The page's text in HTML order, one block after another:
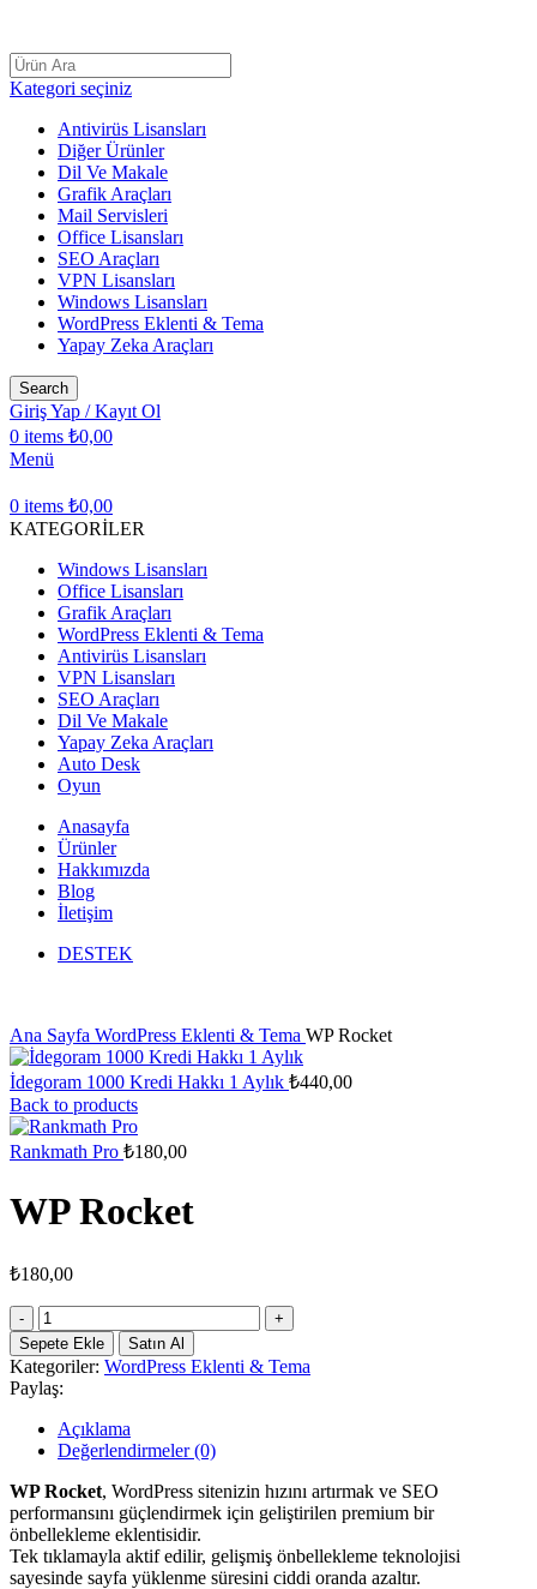
Kategori seçiniz
Antivirüs Lisansları
Diğer Ürünler
Dil Ve Makale
Grafik Araçları
Mail Servisleri
Office Lisansları
SEO Araçları
VPN Lisansları
Windows Lisansları
WordPress Eklenti & Tema
Yapay Zeka Araçları
Search
Giriş Yap / Kayıt Ol
0 items ₺0,00
Menü
0 items ₺0,00
KATEGORİLER
Windows Lisansları
Office Lisansları
Grafik Araçları
WordPress Eklenti & Tema
Antivirüs Lisansları
VPN Lisansları
SEO Araçları
Dil Ve Makale
Yapay Zeka Araçları
Auto Desk
Oyun
Anasayfa
Ürünler
Hakkımızda
Blog
İletişim
DESTEK
Ana Sayfa WordPress Eklenti & Tema WP Rocket
İdegoram 1000 Kredi Hakkı 1 Aylık ₺440,00
Back to products
Rankmath Pro ₺180,00
WP Rocket
₺180,00
WP
Rocket
adet
Sepete Ekle Satın Al
Kategoriler: WordPress Eklenti & Tema
Paylaş:
Açıklama
Değerlendirmeler (0)
WP Rocket, WordPress sitenizin hızını artırmak ve SEO
performansını güçlendirmek için geliştirilen premium bir
önbellekleme eklentisidir.
Tek tıklamayla aktif edilir, gelişmiş önbellekleme teknolojisi
sayesinde sayfa yüklenme süresini ciddi oranda azaltır.